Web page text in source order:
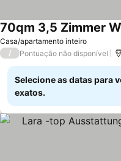
Casa/apartamento inteiro
/ Pontuação não disponível
Selecione as datas para
exatos.